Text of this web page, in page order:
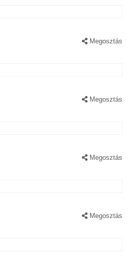
Megosztás
Megosztás
Megosztás
Megosztás